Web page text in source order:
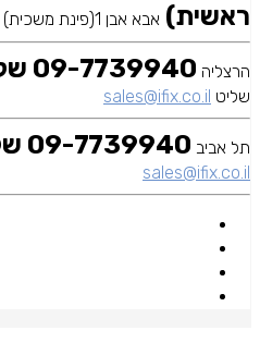
ראשית) אבא אבן 1(פינת משכית)
הרצליה 09-7739940 שלוחה 3
שליט sales@ifix.co.il
תל אביב 09-7739940 שלוחה 4
sales@ifix.co.il